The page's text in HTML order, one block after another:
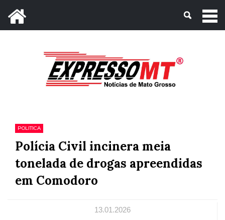
Mato Grosso, 07 de Agosto de 2026
POLITICA
Polícia Civil incinera meia
tonelada de drogas apreendidas
em Comodoro
13.01.2026